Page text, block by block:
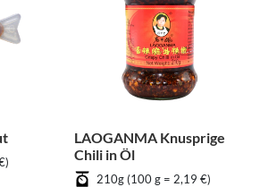
LAOGANMA Knusprige
Chili in Öl
210g (100 g = 2,19 €)